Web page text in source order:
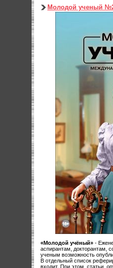
Молодой ученый
«Молодой учёный» -
аспирантам, докторантам,
ученым возможность
В отдельный список
входит. При этом, статьи,